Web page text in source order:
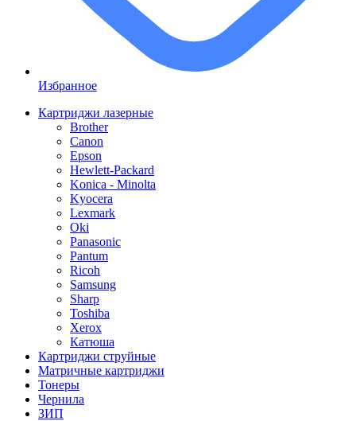
Избранное
Картриджи лазерные
Brother
Canon
Epson
Hewlett-Packard
Konica - Minolta
Kyocera
Lexmark
Oki
Panasonic
Pantum
Ricoh
Samsung
Sharp
Toshiba
Xerox
Катюша
Картриджи струйные
Матричные картриджи
Тонеры
Чернила
ЗИП